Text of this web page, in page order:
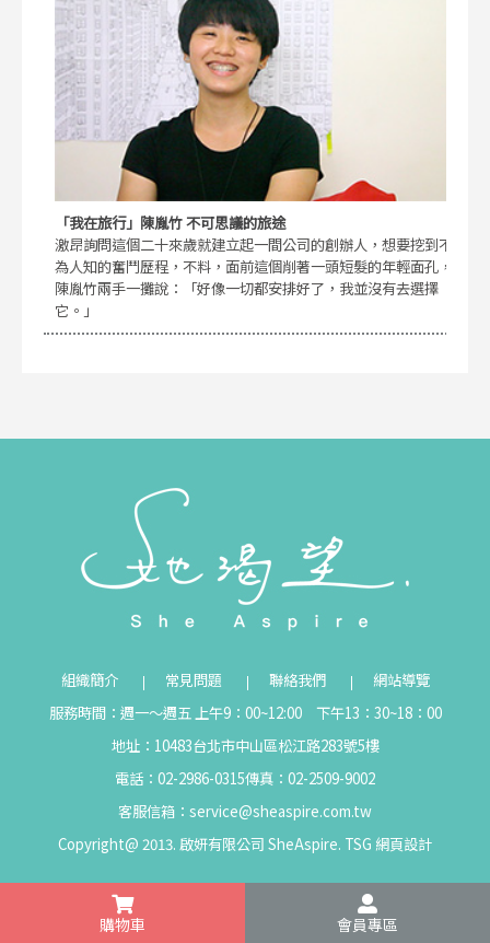
「我在旅行」陳胤竹 不可思議的旅途
激昂詢問這個二十來歲就建立起一間公司的創辦人，想要挖到不
為人知的奮鬥歷程，不料，面前這個削著一頭短髮的年輕面孔，
陳胤竹兩手一攤說：「好像一切都安排好了，我並沒有去選擇
它。」
組織簡介 常見問題 聯絡我們
網站導覽
服務時間：週一～週五 上午9：00~12:00 下午13：30~18：00
地址：10483台北市中山區松江路283號5樓
電話：02-2986-0315傳真：02-2509-9002
客服信箱： service@sheaspire.com.tw
Copyright@ 2013. 啟妍有限公司 SheAspire. TSG 網頁設計
購物車 會員專區